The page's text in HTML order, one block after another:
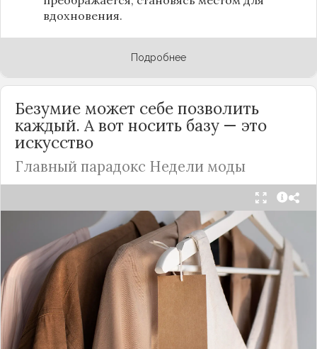
вдохновения.
Подробнее
Безумие может себе позволить
каждый. А вот носить базу — это
искусство
Главный парадокс Недели моды
Принято считать, что Неделя моды в Париже —
это исключительно про безумные тренды, на
которые обычный человек посмотрит с
недоумением. Но самый интересный тренд этого
сезона был обращен к реальной жизни. Показы
доказали: истинная роскошь и мастерство стиля
заключаются не в эпатаже, а в виртуозном
владении базовыми вещами.